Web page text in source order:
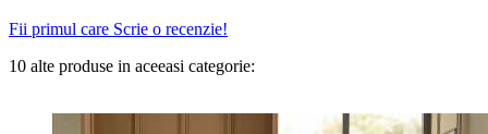
Fii primul care Scrie o recenzie!
10 alte produse in aceeasi categorie: